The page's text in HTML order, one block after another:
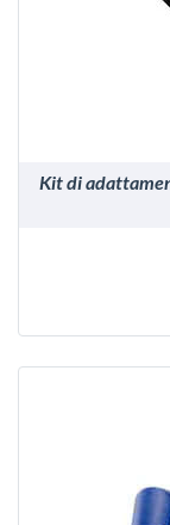
Kit di